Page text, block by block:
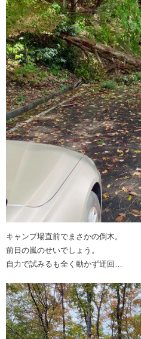
キャンプ場直前でまさかの倒木。
前日の嵐のせいでしょう。
自力で試みるも全く動かず迂回…